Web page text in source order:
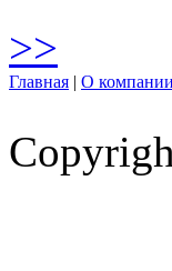
>>
Главная | О компании